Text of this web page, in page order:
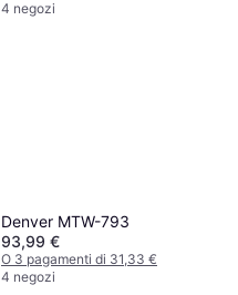
4 negozi
Denver MTW-793
93,99 €
O 3 pagamenti di 31,33 €
4 negozi